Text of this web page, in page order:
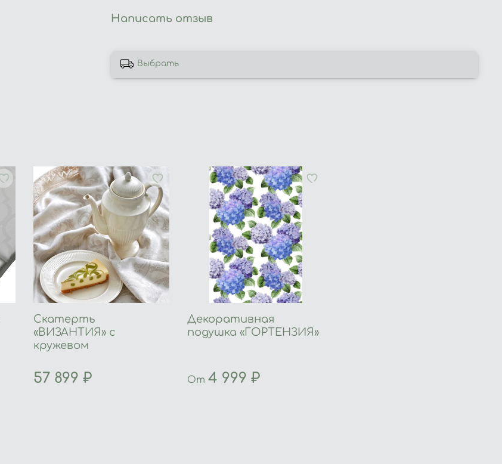
Написать отзыв
Выбрать
Скатерть
«ВИЗАНТИЯ» с
кружевом
57 899 ₽
Декоративная
подушка «ГОРТЕНЗИЯ»
От 4 999 ₽